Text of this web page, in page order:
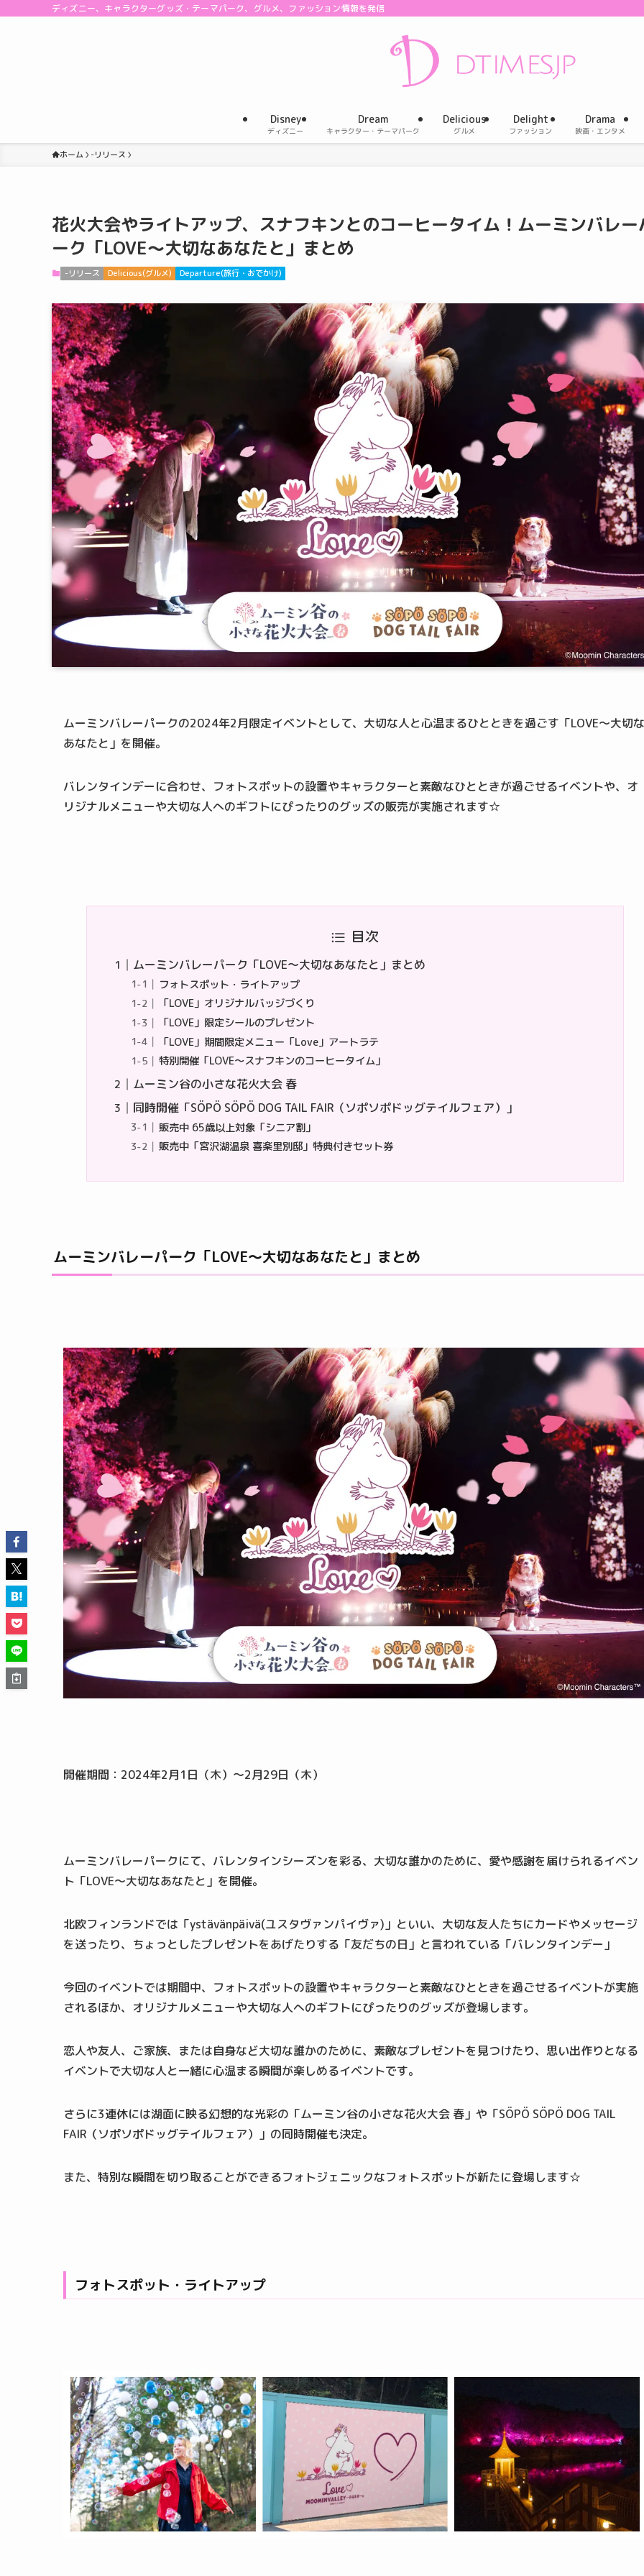
ディズニー、キャラクターグッズ・テーマパーク、グルメ、ファッション情報を発信
Disney
ディズニー
Dream
キャラクター・テーマパーク
Delicious
グルメ
Delight
ファッション
Drama
映画・エンタメ
ホーム -リリース
花火大会やライトアップ、スナフキンとのコーヒータイム！ムーミンバレー
ーク「LOVE～大切なあなたと」まとめ
-リリース Delicious(グルメ) Departure(旅行・おでかけ)
ムーミンバレーパークの2024年2月限定イベントとして、大切な人と心温まるひとときを過ごす「LOVE～大切な
あなたと」を開催。
バレンタインデーに合わせ、フォトスポットの設置やキャラクターと素敵なひとときが過ごせるイベントや、オ
リジナルメニューや大切な人へのギフトにぴったりのグッズの販売が実施されます☆
目次
ムーミンバレーパーク「LOVE～大切なあなたと」まとめ
フォトスポット・ライトアップ
「LOVE」オリジナルバッジづくり
「LOVE」限定シールのプレゼント
「LOVE」期間限定メニュー「Love」アートラテ
特別開催「LOVE～スナフキンのコーヒータイム」
ムーミン谷の小さな花火大会 春
同時開催「SÖPÖ SÖPÖ DOG TAIL FAIR（ソポソポドッグテイルフェア）」
販売中 65歳以上対象「シニア割」
販売中「宮沢湖温泉 喜楽里別邸」特典付きセット券
ムーミンバレーパーク「LOVE～大切なあなたと」まとめ
開催期間：2024年2月1日（木）～2月29日（木）
ムーミンバレーパークにて、バレンタインシーズンを彩る、大切な誰かのために、愛や感謝を届けられるイベン
ト「LOVE～大切なあなたと」を開催。
北欧フィンランドでは「ystävänpäivä(ユスタヴァンパイヴァ)」といい、大切な友人たちにカードやメッセージ
を送ったり、ちょっとしたプレゼントをあげたりする「友だちの日」と言われている「バレンタインデー」
今回のイベントでは期間中、フォトスポットの設置やキャラクターと素敵なひとときを過ごせるイベントが実施
されるほか、オリジナルメニューや大切な人へのギフトにぴったりのグッズが登場します。
恋人や友人、ご家族、または自身など大切な誰かのために、素敵なプレゼントを見つけたり、思い出作りとなる
イベントで大切な人と一緒に心温まる瞬間が楽しめるイベントです。
さらに3連休には湖面に映る幻想的な光彩の「ムーミン谷の小さな花火大会 春」や「SÖPÖ SÖPÖ DOG TAIL
FAIR（ソポソポドッグテイルフェア）」の同時開催も決定。
また、特別な瞬間を切り取ることができるフォトジェニックなフォトスポットが新たに登場します☆
フォトスポット・ライトアップ